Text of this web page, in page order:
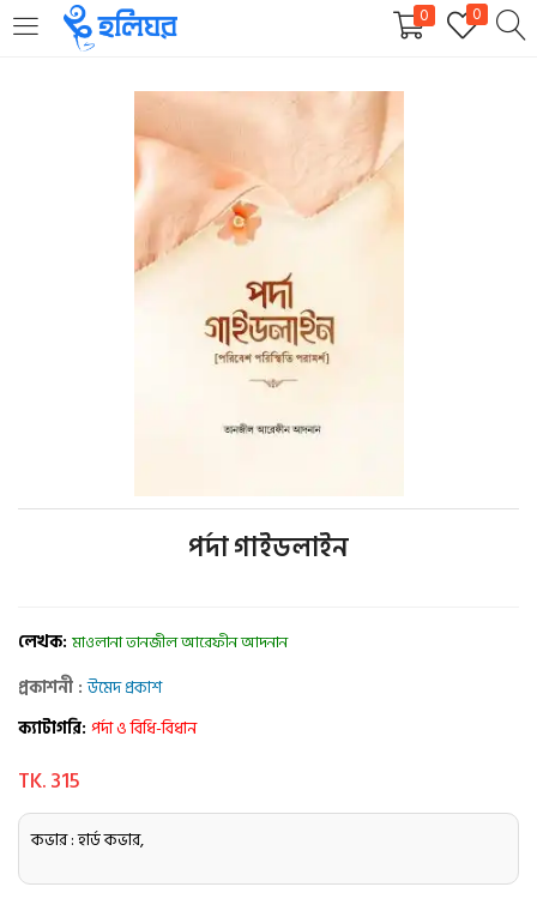
0 0
LOGIN REGISTER
Enter your username and password to login.
Login
পর্দা গাইডলাইন
লেখক: মাওলানা তানজীল আরেফীন আদনান
প্রকাশনী :উমেদ প্রকাশ
ক্যাটাগরি: পর্দা ও বিধি-বিধান
TK. 315
কভার : হার্ড কভার,